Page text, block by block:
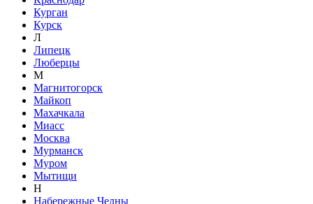
Курган
Курск
Л
Липецк
Люберцы
М
Магнитогорск
Майкоп
Махачкала
Миасс
Москва
Мурманск
Муром
Мытищи
Н
Набережные Челны